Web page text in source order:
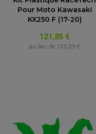
Pour Moto Kawasaki
KX250 F (17-20)
121,85 €
au lieu de 135,39 €